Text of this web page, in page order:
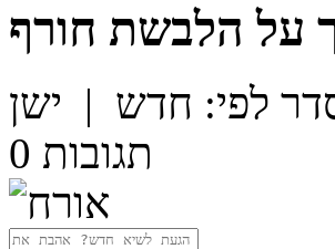
על הלבשת חורף
לפי: חדש | ישן
0 תגובות